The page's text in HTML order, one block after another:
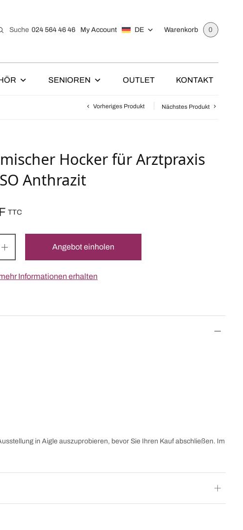
Suche 024 564 46 46 My Account DE Warenkorb 0
SENIOREN OUTLET KONTAKT
Vorheriges Produkt Nächstes Produkt
Hocker für Arztpraxis
Anthrazit
TTC
Angebot einholen
Informationen erhalten
in Aigle auszuprobieren, bevor Sie Ihren Kauf abschließen. Im